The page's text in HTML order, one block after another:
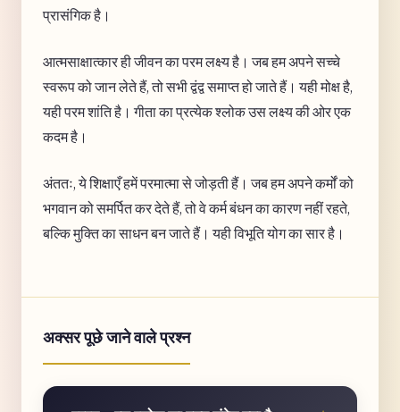
प्रासंगिक है।
आत्मसाक्षात्कार ही जीवन का परम लक्ष्य है। जब हम अपने सच्चे
स्वरूप को जान लेते हैं, तो सभी द्वंद्व समाप्त हो जाते हैं। यही मोक्ष है,
यही परम शांति है। गीता का प्रत्येक श्लोक उस लक्ष्य की ओर एक
कदम है।
अंततः, ये शिक्षाएँ हमें परमात्मा से जोड़ती हैं। जब हम अपने कर्मों को
भगवान को समर्पित कर देते हैं, तो वे कर्म बंधन का कारण नहीं रहते,
बल्कि मुक्ति का साधन बन जाते हैं। यही विभूति योग का सार है।
अक्सर पूछे जाने वाले प्रश्न